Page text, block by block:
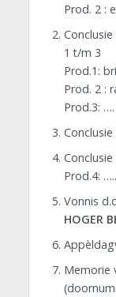
Prod. 2 :
1 t/m 3
Prod.1:
Prod. 2 :
Prod.3:
Prod.4: …..
Vonnis
HOGER
Memorie